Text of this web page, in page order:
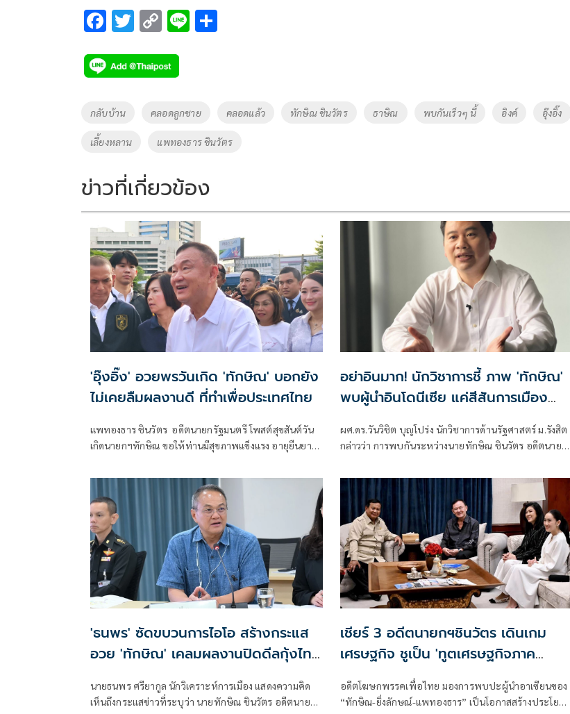
F
e
b
o
k
T
tt
er
C
p
y
Li
k
Li
Tags
กลับบ้าน คลอดลูกชาย คลอดแล้ว ทักษิณ ชินวัตร ธาษิณ พบกันเร็วๆ นี้ อิงค์ อุ๊งอิ๊ง
เลี้ยงหลาน แพทองธาร ชินวัตร
ข่าวที่เกี่ยวข้อง
'อุ๊งอิ๊ง' อวยพรวันเกิด 'ทักษิณ' บอกยัง
ไม่เคยลืมผลงานดี ที่ทำเพื่อประเทศไทย
แพทองธาร ชินวัตร อดีตนายกรัฐมนตรี โพสต์สุขสันต์วัน
เกิดนายกฯทักษิณ ขอให้ท่านมีสุขภาพแข็งแรง อายุยืนยาว
อย่าอินมาก! นักวิชาการชี้ ภาพ 'ทักษิณ'
พบผู้นำอินโดนีเซีย แค่สีสันการเมือง
ไม่ใช่แปลก ย้ำ นานาชาติเข้าใจ นายกฯ-
ผศ.ดร.วันวิชิต บุญโปร่ง นักวิชาการด้านรัฐศาสตร์ ม.รังสิต
กล่าวว่า การพบกันระหว่างนายทักษิณ ชินวัตร อดีตนายก
อินโดนีเซีย ไม่ใช่เรื่องผิดปกติ เพราะทั้งสองมีความสัมพันธ์
ส่วนตัวที่สั่งสมมาเป็นเวลานาน ภาพที่ออกมา เป็นสีสัน
การเมืองเท่านั้น
'ธนพร' ซัดขบวนการไอโอ สร้างกระแส
อวย 'ทักษิณ' เคลมผลงานปิดดีลกุ้งไทย
นายธนพร ศรียากูล นักวิเคราะห์การเมือง แสดงความคิด
เห็นถึงกระแสข่าวที่ระบุว่า นายทักษิณ ชินวัตร อดีตนายก
เชียร์ 3 อดีตนายกฯชินวัตร เดินเกม
เศรษฐกิจ ชูเป็น 'ทูตเศรษฐกิจภาค
อดีตโฆษกพรรคเพื่อไทย มองการพบปะผู้นำอาเซียนของ
“ทักษิณ-ยิ่งลักษณ์-แพทองธาร” เป็นโอกาสสร้างประโยชน์